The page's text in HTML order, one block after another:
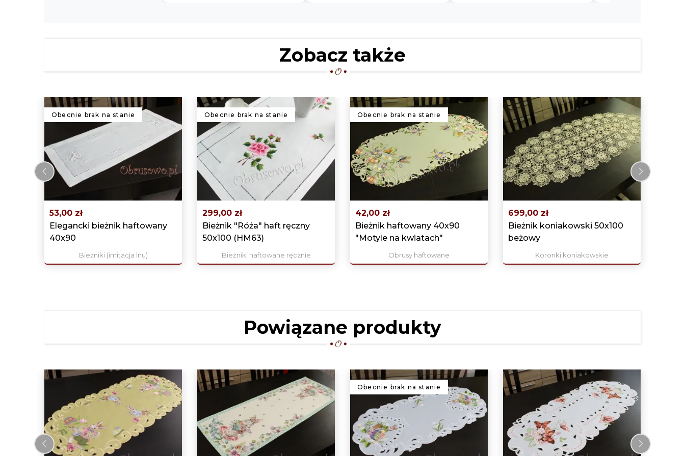
Zobacz także
Obecnie brak na stanie
53,00 zł
Elegancki bieżnik haftowany
40x90
Bieżniki (imitacja lnu)
Obecnie brak na stanie
299,00 zł
Bieżnik "Róża" haft ręczny
50x100 (HM63)
Bieżniki haftowane ręcznie
Obecnie brak na stanie
42,00 zł
Bieżnik haftowany 40x90
"Motyle na kwiatach"
Obrusy haftowane
699,00 zł
Bieżnik koniakowski 50x100
beżowy
Koronki koniakowskie
Powiązane produkty
Obecnie brak na stanie